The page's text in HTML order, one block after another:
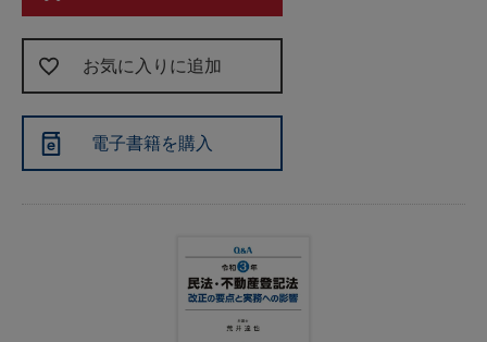
お気に入りに追加
電子書籍を購入